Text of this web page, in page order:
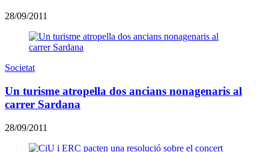
28/09/2011
Societat
Un turisme atropella dos ancians nonagenaris al
carrer Sardana
28/09/2011